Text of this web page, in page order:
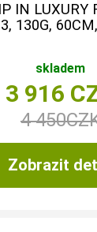
IN LUXURY
130G,
skladem
Zobrazit
3 916
4 450